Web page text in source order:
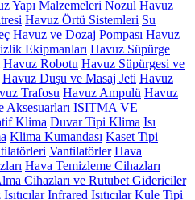
Yapı Malzemeleri Nozul Havuz
Havuz Örtü Sistemleri Su
Havuz ve Dozaj Pompası Havuz
Ekipmanları Havuz Süpürge
Havuz Robotu Havuz Süpürgesi ve
Havuz Duşu ve Masaj Jeti Havuz
Trafosu Havuz Ampulü Havuz
Aksesuarları ISITMA VE
Klima Duvar Tipi Klima Isı
Klima Kumandası Kaset Tipi
Vantilatörler Hava
Hava Temizleme Cihazları
Cihazları ve Rutubet Gidericiler
Infrared Isıtıcılar Kule Tipi